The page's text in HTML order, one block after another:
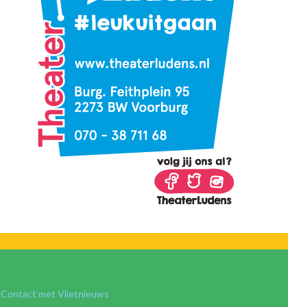
Contact met Vlietnieuws